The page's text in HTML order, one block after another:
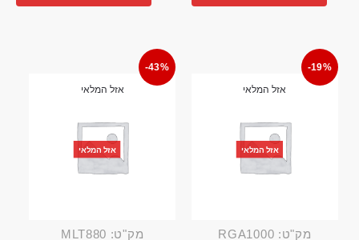
-19%
אזל המלאי
אזל המלאי
מק"ט: RGA1000
-43%
אזל המלאי
אזל המלאי
מק"ט: MLT880